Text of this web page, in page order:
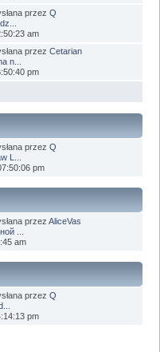
przezQ
am
przezCetarian
n...
pm
przezQ
L...
pm
przezAliceVas
...
am
przezQ
pm